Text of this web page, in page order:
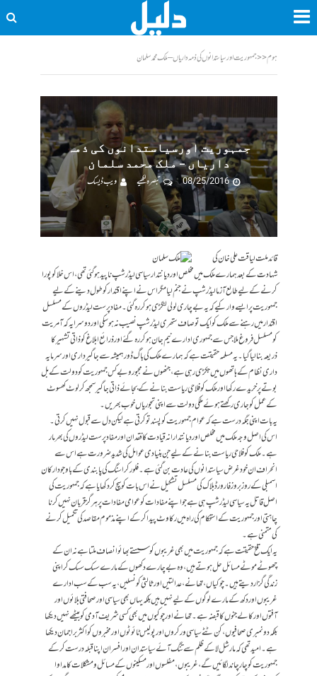
ہوم<<جمہوریت اورسیاستدانوں کی ذمہ داریاں – ملک محمد سلمان
جمہوریت اورسیاستدانوں کی ذمہ
داریاں – ملک محمد سلمان
08/25/2016
تبصرہ لکھیے ویب ڈیسک
قائد ملت لیاقت علی خان کی
شہادت کے بعد ہمارے ملک میں مخلص اور دیانتدار سیاسی لیڈر شپ ناپید ہو گئی تھی، اس خلا کو پورا
کرنے کے لیے طالع آزما لیڈر شپ نے جنم لیا مگر اس نے اپنے اقتدار کو طول دینے کے لیے
جمہوریت پر ایسے وار کیے کہ یہ بےچاری لولی لنگڑی ہو کر رہ گئی۔ مفاد پرست لیڈروں کے مسلسل
اقتدار میں رہنے سے ملک کو ایک تو صاف ستھری لیڈر شپ نصیب نہ ہوسکی اور دوسرا یہ کہ آمریت
کو مسلسل فروغ ملا جس سے جمہوری ادارے نیم جان ہو کر رہ گئے اور ذرائع ابلاغ کو ذاتی تشہیر کا
ذریعہ بنا لیا گیا۔ یہ مسلمہ حقیقت ہے کہ ہمارے ملک کی باگ ڈور ہمیشہ سے جاگیرداری اور سرمایہ
داری نظام کے ہاتھوں میں جکڑی رہی ہے، جنھوں نے مجبور و بے کس جمہوریت کو دولت کے بل
بوتے پر خریدے رکھا اور ملک کو فلاحی ریاست بنانے کے بجائے ذاتی جاگیر سمجھ کر لوٹ کھسوٹ
کے عمل کو جاری رکھتے ہوئے ملکی دولت سے اپنی تجوریاں خوب بھریں۔
یہ بات اپنی جگہ درست ہے کہ عوام جمہوریت کو پسند تو کرتی ہے لیکن دل سے قبول نہیں کرتی۔
اس کی اصل وجہ ملک میں مخلص اور دیانتدارانہ قیادت کا فقدان اور مفاد پرست لیڈروں کی بھر مار
ہے۔ ملک کو فلاحی ریاست بنانے کے لیے جن بنیادی عوامل کی شدید ضرورت ہے اس سے
انحراف ان خود غرض سیاستدانوں کی عادت بن گئی ہے۔ فلور کراسنگ کی پابندی کے باوجود ارکان
اسمبلی کے روز بروز فارورڈ بلاک کی مسلسل تشکیل نے اس بات کو سچ کر دکھایا ہے کہ جمہوریت کی
اصل قاتل یہ سیاسی لیڈر شپ ہی ہے جو اپنے مفادات کو عوامی مفادات پر ہرگز قربان نہیں کرنا
چاہتی اور جمہوریت کے استحکام کی راہ میں رکاوٹ پیدا کر کے اپنے مذموم مقاصد کی تکمیل کرنے
کی متمنی ہے۔
یہ ایک تلخ حقیقت ہے کہ جمہوریت میں بھی غریبوں کو سستے بھائو انصاف ملتا ہے نہ ان کے
چھوٹے موٹے مسائل حل ہوتے ہیں، وہ بےچارے دکھوں کے مارے سسک سسک کر اپنی
زندگی گزار دیتے ہیں۔ چوکیاں، تھانے، عدالتیں اور ثالثی کونسلیں، یہ سب کے سب ادارے
غریبوں اور دکھ کے مارے لوگوں کے لیے نہیں ہیں بلکہ یہاں بھی سیاسی اور صحافتی بلائوں اور
آفتوں اور کالے جنوں کا قبضہ ہے۔ تھانے اور چوکیوں میں بھی کسی شریف آدمی کو بیٹھے نہیں دیکھا
بلکہ دو نمبری صحافیوں، کن ٹٹے سیاسی ورکروں اور پولیس ٹائوٹوں اور مخبروں کو اکثر براجمان دیکھا
ہے۔ امید تھی کہ مارشل لا کے ظلم سے تنگ آئے سیاستدان اور افسران اپنا قبلہ درست کرکے
جمہوریت کو چار چاند لگائیں گے، غریبوں، مفلسوں اور مسکینوں کے مسائل و مشکلات کا مداوا